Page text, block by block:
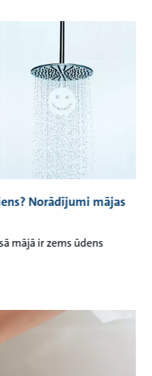
Norādījumi mājas
mājā ir zems ūdens